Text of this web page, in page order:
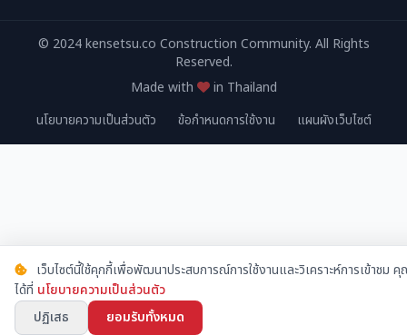
© 2024 kensetsu.co Construction Community. All Rights
Reserved.
Made with
in Thailand
นโยบายความเป็นส่วนตัว
ข้อกำหนดการใช้งาน แผนผังเว็บไซต์
เว็บไซต์นี้ใช้คุกกี้เพื่อพัฒนาประสบการณ์การใช้งานและวิเคราะห์การเข้าชม
ได้ที่ นโยบายความเป็นส่วนตัว
ปฏิเสธ
ยอมรับทั้งหมด